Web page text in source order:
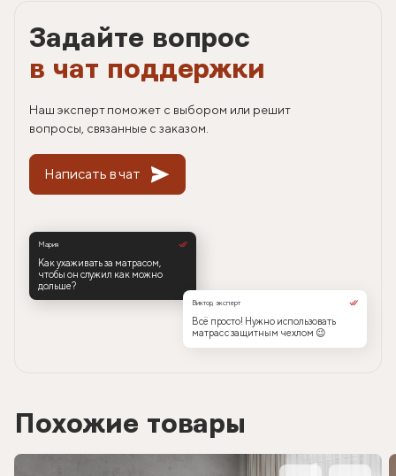
Задайте вопрос
в чат поддержки
Наш эксперт поможет с выбором или решит
вопросы, связанные с заказом.
Написать в чат
Мария
Как ухаживать за матрасом,
чтобы он служил как можно
дольше?
Виктор, эксперт
Всё просто! Нужно использовать
матрас с защитным чехлом 😉
Похожие товары